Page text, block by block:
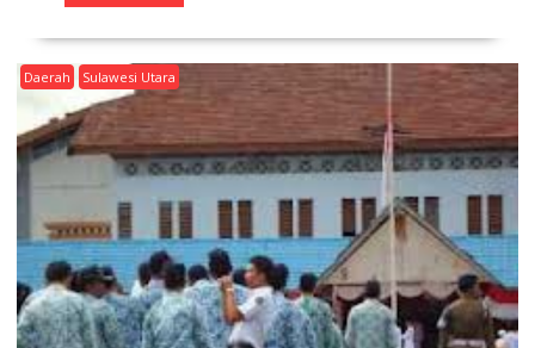
Daerah Sulawesi Utara